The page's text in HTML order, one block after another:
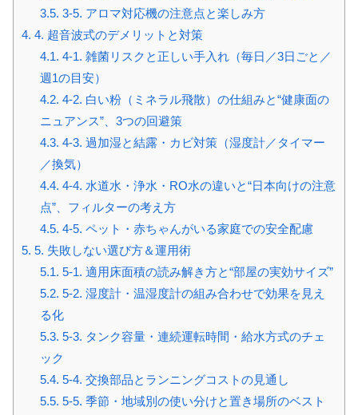
3.5. 3-5. アロマ対応機の注意点と楽しみ方
4. 4. 超音波式のデメリットと対策
4.1. 4-1. 雑菌リスクと正しい手入れ（毎日／3日ごと／
週1の目安）
4.2. 4-2. 白い粉（ミネラル飛散）の仕組みと“健康面の
ニュアンス”、3つの回避策
4.3. 4-3. 過加湿と結露・カビ対策（湿度計／タイマー
／換気）
4.4. 4-4. 水道水・浄水・RO水の違いと“日本向けの注意
点”、フィルターの考え方
4.5. 4-5. ペット・赤ちゃんがいる家庭での安全配慮
5. 5. 失敗しない選び方＆運用術
5.1. 5-1. 適用床面積の読み解き方と“部屋の実効サイズ”
5.2. 5-2. 湿度計・温湿度計の組み合わせで効果を見え
る化
5.3. 5-3. タンク容量・連続運転時間・給水方式のチェ
ック
5.4. 5-4. 交換部品とランニングコストの見通し
5.5. 5-5. 季節・地域別の使い分けと置き場所のベスト